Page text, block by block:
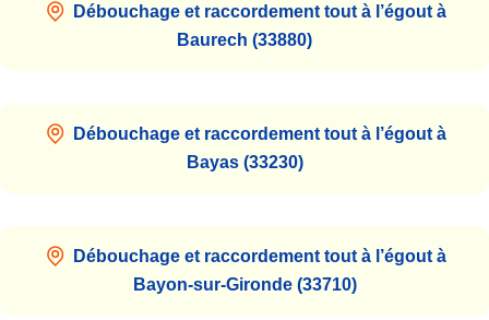
Débouchage et raccordement tout à l’égout à
Baurech (33880)
Débouchage et raccordement tout à l’égout à
Bayas (33230)
Débouchage et raccordement tout à l’égout à
Bayon-sur-Gironde (33710)